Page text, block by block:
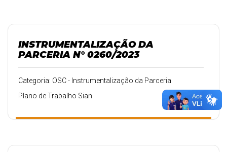
INSTRUMENTALIZAÇÃO DA
PARCERIA N° 0260/2023
Categoria: OSC - Instrumentalização da Parceria
Plano de Trabalho Sian